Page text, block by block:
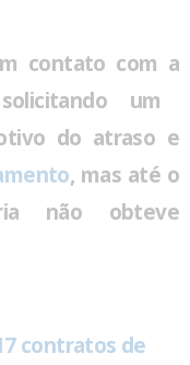
contato com a
um
do atraso e
, mas até o
não obteve
contratos de